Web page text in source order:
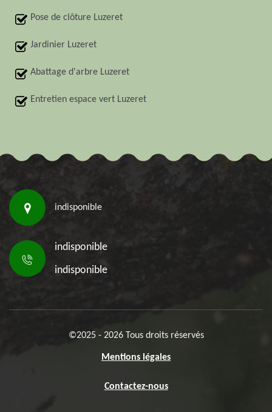
Pose de clôture Luzeret
Jardinier Luzeret
Abattage d'arbre Luzeret
Entretien espace vert Luzeret
indisponible
indisponible
indisponible
©2025 - 2026 Tous droits réservés
Mentions légales
Contactez-nous